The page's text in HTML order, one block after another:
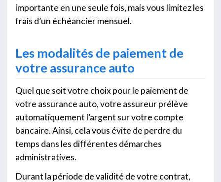
importante en une seule fois, mais vous limitez les
frais d’un échéancier mensuel.
Les modalités de paiement de
votre assurance auto
Quel que soit votre choix pour le paiement de
votre assurance auto, votre assureur prélève
automatiquement l’argent sur votre compte
bancaire. Ainsi, cela vous évite de perdre du
temps dans les différentes démarches
administratives.
Durant la période de validité de votre contrat,